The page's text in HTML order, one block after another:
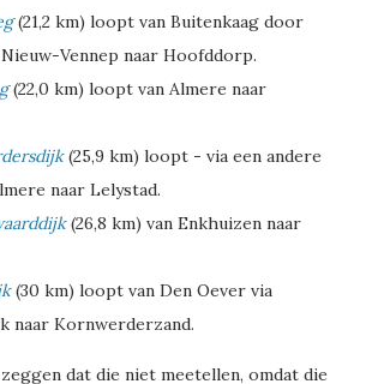
(21,2 km) loopt van Buitenkaag door
Vennep naar Hoofddorp.
(22,0 km) loopt van Almere naar
(25,9 km) loopt - via een andere
naar Lelystad.
(26,8 km) van Enkhuizen naar
(30 km) loopt van Den Oever via
naar Kornwerderzand.
dat die niet meetellen, omdat die